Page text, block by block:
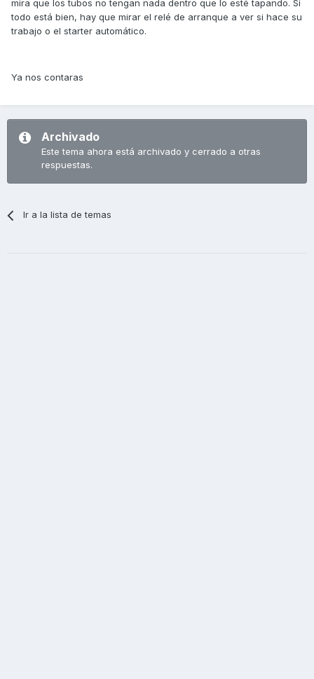
mira que los tubos no tengan nada dentro que lo esté tapando. Si
todo está bien, hay que mirar el relé de arranque a ver si hace su
trabajo o el starter automático.
Ya nos contaras
Archivado
Este tema ahora está archivado y cerrado a otras
respuestas.
Ir a la lista de temas